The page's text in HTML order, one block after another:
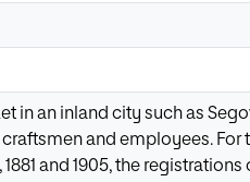
in an inland city such as
and employees. For
and 1905, the